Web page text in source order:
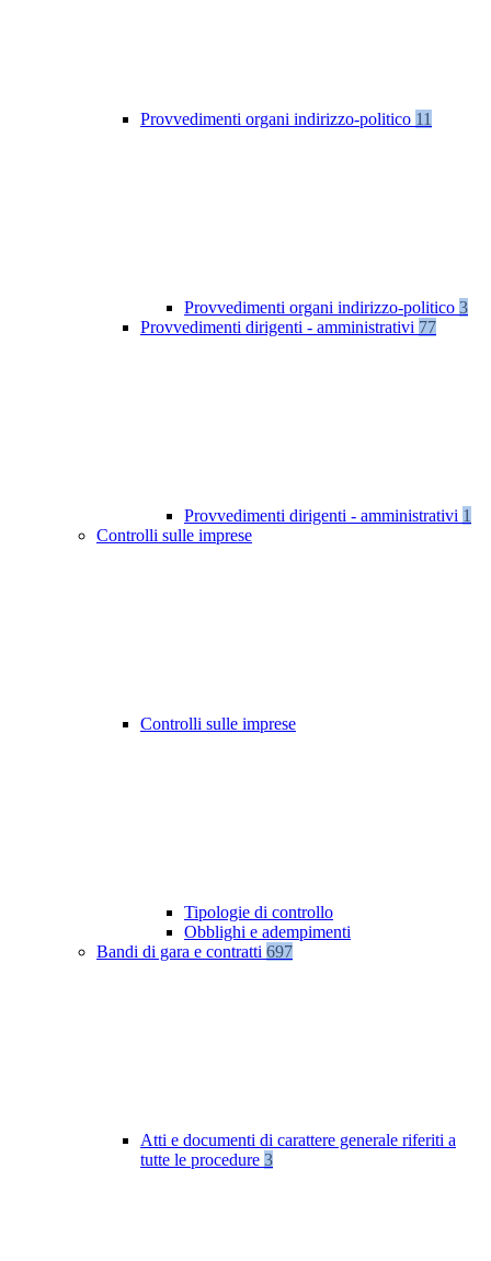
Provvedimenti organi indirizzo-politico 11
Provvedimenti organi indirizzo-politico 3
Provvedimenti dirigenti - amministrativi 77
Provvedimenti dirigenti - amministrativi 1
Controlli sulle imprese
Controlli sulle imprese
Tipologie di controllo
Obblighi e adempimenti
Bandi di gara e contratti 697
Atti e documenti di carattere generale riferiti a
tutte le procedure 3